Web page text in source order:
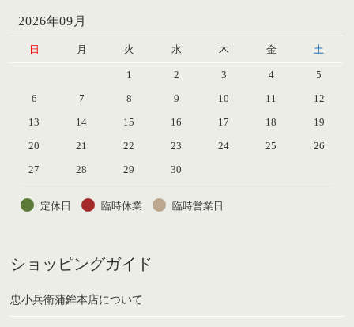
2026年09月
日 月 火 水 木 金 土
1 2 3 4
5
6
7 8 9 10 11
12
13
14 15 16 17 18
19
20
21 22 23 24 25
26
27
28 29 30
定休日 臨時休業 臨時営業日
ショッピングガイド
忠小兵衛蒲鉾本店について